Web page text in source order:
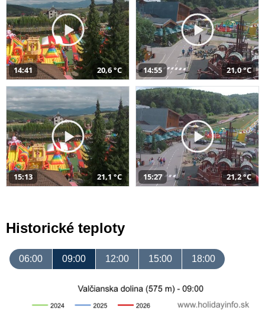
14:41 20,6 °C 14:55 21,0 °C
15:13 21,1 °C 15:27 21,2 °C
Historické teploty
06:00 09:00 12:00 15:00 18:00